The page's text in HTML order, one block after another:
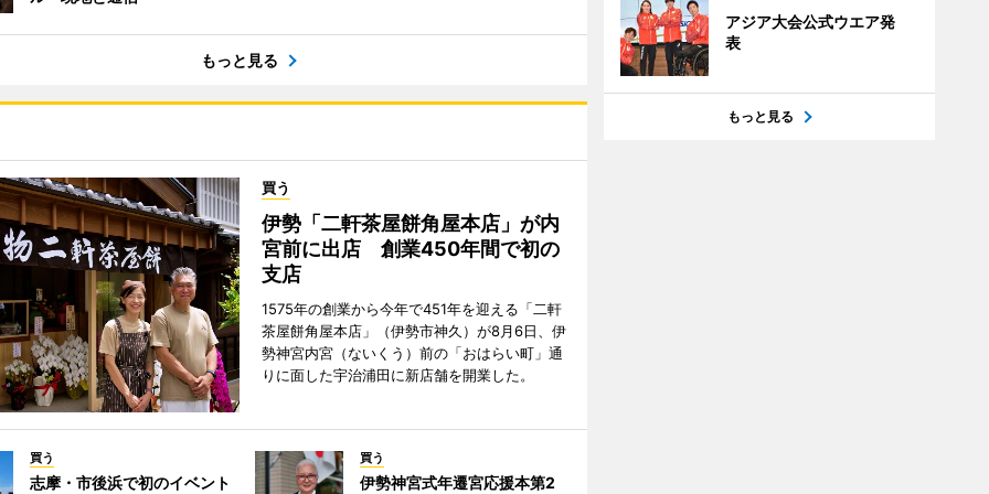
もっと見る
買う
伊勢「二軒茶屋餅角屋本店」が内
宮前に出店 創業450年間で初の
支店
1575年の創業から今年で451年を迎える「二軒
茶屋餅角屋本店」（伊勢市神久）が8月6日、伊
勢神宮内宮（ないくう）前の「おはらい町」通
りに面した宇治浦田に新店舗を開業した。
買う
志摩・市後浜で初のイベント
買う
伊勢神宮式年遷宮応援本第2
アジア大会公式ウエア発
表
もっと見る